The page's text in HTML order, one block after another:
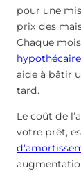
pour une
prix des
Chaque
hypothécaire
aide à bâtir
tard.
Le coût de
votre prêt,